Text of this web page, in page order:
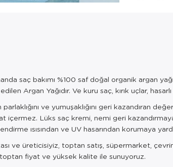
saç bakımı %100 saf doğal organik argan
Argan Yağıdır. Ve kuru saç, kırık uçlar,
ve yumuşaklığını geri kazandıran
Lüks saç kremi, nemi geri
ısısından ve UV hasarından korumaya
ve üreticisiyiz, toptan satış, süpermarket,
fiyat ve yüksek kalite ile sunuyoruz.